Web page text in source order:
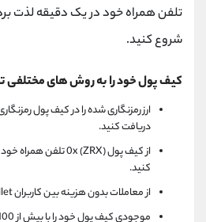
تلفن همراه خود در یک دقیقه لذت
شروع کنید.
کیف پول خود را به روش های مختلفی
ارز رمزنگاری شده را در کیف پول
دریافت کنید.
کنید.
از معاملات بدون هزینه بین کاربران Freewallet لذت ببرید.
موجودی کیف پول خود را با بیش از 100 ارز رمزپایه تأمین کنید.